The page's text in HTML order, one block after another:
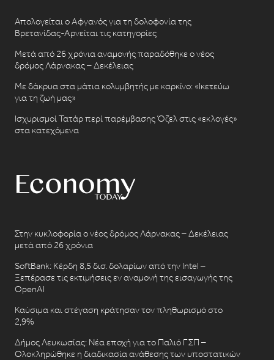
Απολογείται ο Αφγανός για τη δολοφονία της
Βρετανίδας-Αρνείται τις κατηγορίες
Μετά από 26 χρόνια αναμονής παραδόθηκε ο νέος
δρόμος Λάρνακας – Δεκέλειας
Με δάκρυα στα μάτια κολυμβητής με καρκίνο: «Ικετεύω
για τη ζωή μας»
Ισχυρισμοί Τατάρ περί παρέμβασης Όζελ στις «εκλογές»
στα κατεχόμενα
Στην κυκλοφορία ο νέος δρόμος Λάρνακας – Δεκέλειας
μετά από 26 χρόνια
SoftBank: Κέρδη 8,5 δισ. δολαρίων από την Intel –
Ξεπέρασε τις εκτιμήσεις εν αναμονή της εισαγωγής της
OpenAI
Καύσιμα και στέγαση κράτησαν τον πληθωρισμό στο
2,9%
Δήμος Λευκωσίας: Νέα εποχή για το Παλιό ΓΣΠ –
Ολοκληρώθηκε η διαδικασία ανάθεσης των υποστατικών